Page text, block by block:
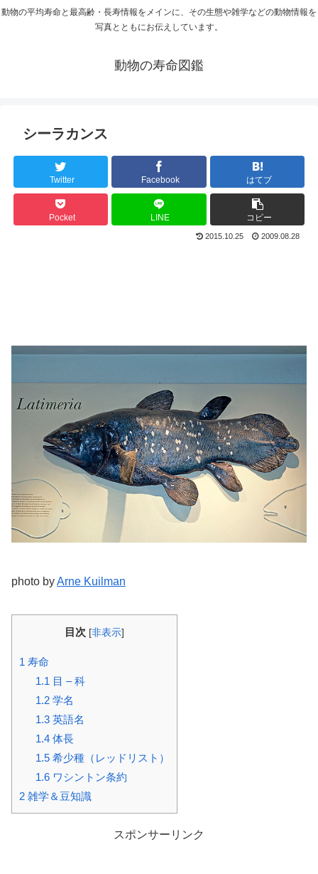
動物の平均寿命と最高齢・長寿情報をメインに、その生態や雑学などの動物情報を
写真とともにお伝えしています。
動物の寿命図鑑
シーラカンス
Twitter Facebook はてブ
Pocket LINE コピー
2015.10.25 2009.08.28
photo byArne Kuilman
目次 [非表示]
1 寿命
1.1 目 – 科
1.2学名
1.3英語名
1.4体長
1.5希少種（レッドリスト）
1.6ワシントン条約
2 雑学＆豆知識
スポンサーリンク